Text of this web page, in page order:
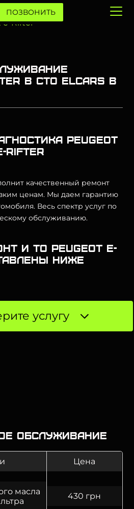
ПОЗВОНИТЬ
e-Rifter
в СТО Elcars в
Peugeot
Rifter
качественный ремонт
ценам. Мы даем гарантию
Весь спектр услуг по
обслуживанию.
и ТО Peugeot e-
ниже
услугу
обслуживание
Цена
масла
430 грн